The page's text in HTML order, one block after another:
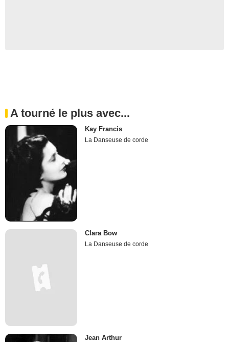
A tourné le plus avec...
Kay Francis
La Danseuse de corde
Clara Bow
La Danseuse de corde
Jean Arthur